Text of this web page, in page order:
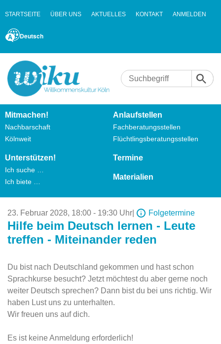
STARTSEITE ÜBER UNS AKTUELLES KONTAKT ANMELDEN
Deutsch
Mitmachen!
Nachbarschaft
Kölnweit
Anlaufstellen
Fachberatungsstellen
Flüchtlingsberatungsstellen
Unterstützen!
Ich suche …
Ich biete …
Termine
Materialien
23. Februar 2028, 18:00 - 19:30 Uhr Folgetermine
Hilfe beim Deutsch lernen - Leute
treffen - Miteinander reden
Du bist nach Deutschland gekommen und hast schon
Sprachkurse besucht? Jetzt möchtest du aber gerne noch
weiter Deutsch sprechen? Dann bist du bei uns richtig. Wir
haben Lust uns zu unterhalten.
Wir freuen uns auf dich.
Es ist keine Anmeldung erforderlich!